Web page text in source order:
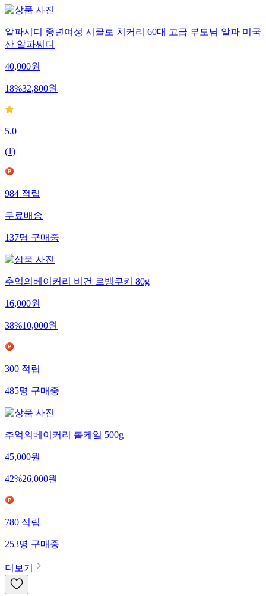
알파시디 중년여성 시클로 치커리 60대 고급 부모님 알파 미국
산 알파씨디
40,000원
18%32,800원
5.0
(1)
984적립
무료배송
137명구매중
추억의베이커리 비건 르뱅쿠키 80g
16,000원
38%10,000원
300적립
485명구매중
추억의베이커리 롤케잌 500g
45,000원
42%26,000원
780적립
253명구매중
더보기